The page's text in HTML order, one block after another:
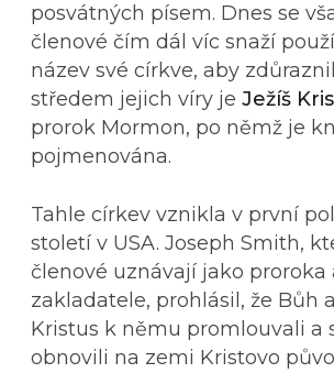
posvátných písem. Dnes se
členové čím dál víc snaží
název své církve, aby
středem jejich víry je Ježíš
prorok Mormon, po němž je
pojmenována.
Tahle církev vznikla v první
století v USA. Joseph Smith,
členové uznávají jako proroka
zakladatele, prohlásil, že Bůh
Kristus k němu promlouvali a
obnovili na zemi Kristovo